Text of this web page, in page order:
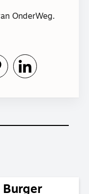
OnderWeg.
Burger